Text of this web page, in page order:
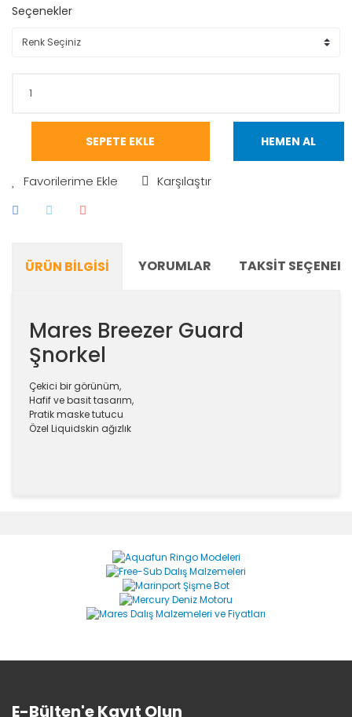
Seçenekler
SEPETE EKLE HEMEN AL
Karşılaştır
ÜRÜN BILGISI YORUMLAR TAKSIT
Mares Breezer Guard
Şnorkel
Çekici bir görünüm,
Hafif ve basit tasarım,
Pratik maske tutucu
Özel Liquidskin ağızlık
Yorum Yaz
Ürün resmi kalitesiz, bozuk veya görüntülenemiyor.
Ürün açıklamasında eksik bilgiler bulunuyor.
Ürün bilgilerinde hatalar bulunuyor.
E-Bülten'e Kayıt Olun